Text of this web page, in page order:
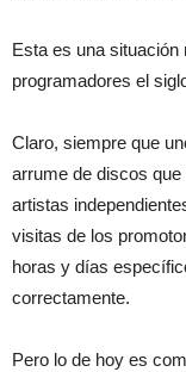
Esta es una situación
programadores el
Claro, siempre que
arrume de discos
artistas
visitas de los
horas y días
correctamente.
Pero lo de hoy es